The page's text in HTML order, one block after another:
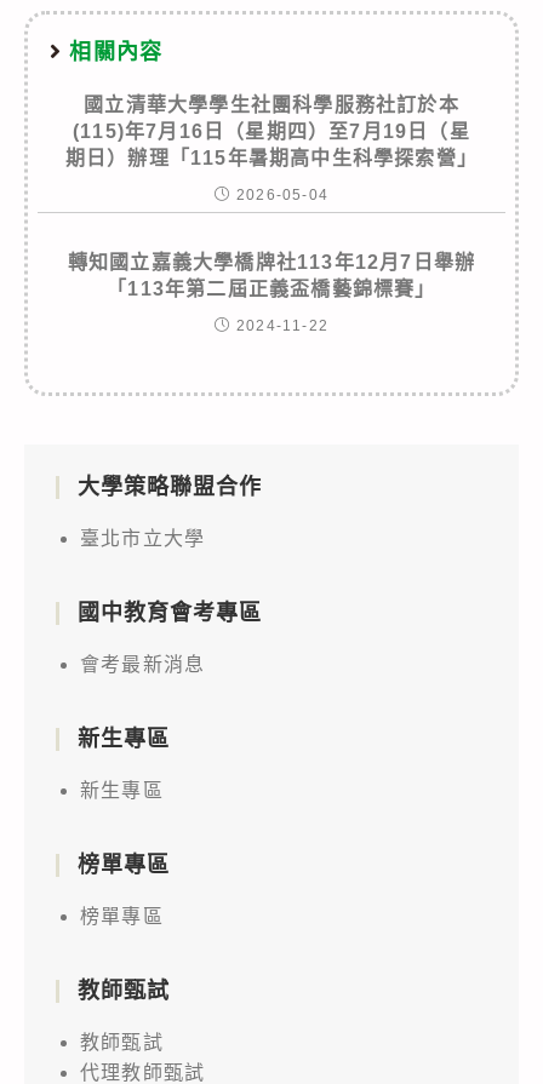
相關內容
國立清華大學學生社團科學服務社訂於本
(115)年7月16日（星期四）至7月19日（星
期日）辦理「115年暑期高中生科學探索營」
2026-05-04
轉知國立嘉義大學橋牌社113年12月7日舉辦
「113年第二屆正義盃橋藝錦標賽」
2024-11-22
大學策略聯盟合作
臺北市立大學
國中教育會考專區
會考最新消息
新生專區
新生專區
榜單專區
榜單專區
教師甄試
教師甄試
代理教師甄試